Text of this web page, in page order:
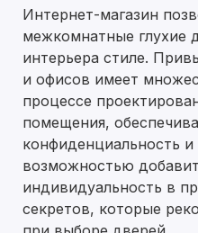
Интернет-магазин
межкомнатные глухие
интерьера стиле.
и офисов имеет
процессе
помещения,
конфиденциальность
возможностью
индивидуальность в
секретов, которые